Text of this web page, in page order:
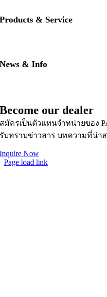
Products & Service
News & Info
Become our dealer
สมัครเป็นตัวแทนจำหน่ายของ
รับทราบข่าวสาร บทความที่น่า
Inquire Now
Page load link